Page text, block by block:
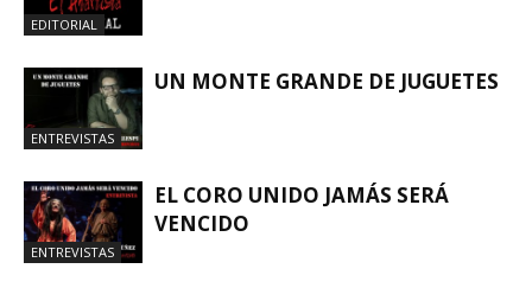
EDITORIAL
ENTREVISTAS
UN MONTE GRANDE DE JUGUETES
ENTREVISTAS
EL CORO UNIDO JAMÁS SERÁ
VENCIDO